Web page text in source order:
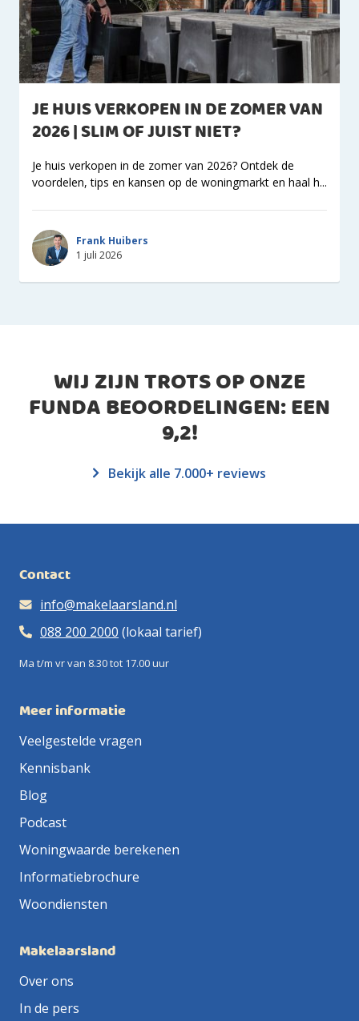
JE HUIS VERKOPEN IN DE ZOMER VAN
2026 | SLIM OF JUIST NIET?
Je huis verkopen in de zomer van 2026? Ontdek de
voordelen, tips en kansen op de woningmarkt en haal h...
Frank Huibers
1 juli 2026
WIJ ZIJN TROTS OP ONZE
FUNDA BEOORDELINGEN: EEN
9,2!
Bekijk alle 7.000+ reviews
Contact
info@makelaarsland.nl
088 200 2000 (lokaal tarief)
Ma t/m vr van 8.30 tot 17.00 uur
Meer informatie
Veelgestelde vragen
Kennisbank
Blog
Podcast
Woningwaarde berekenen
Informatiebrochure
Woondiensten
Makelaarsland
Over ons
In de pers